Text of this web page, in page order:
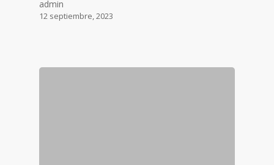
admin
12 septiembre, 2023